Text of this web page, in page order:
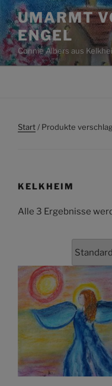
Zum
Inhalt
springen
UMARMT
ENGEL
Connie Albers aus
Start / Produkte
KELKHEIM
Alle 3 Ergebnisse